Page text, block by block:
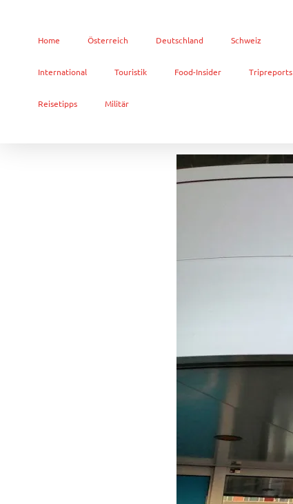
Home Österreich Deutschland Schweiz
International Touristik Food-Insider Tripreports
Reisetipps Militär